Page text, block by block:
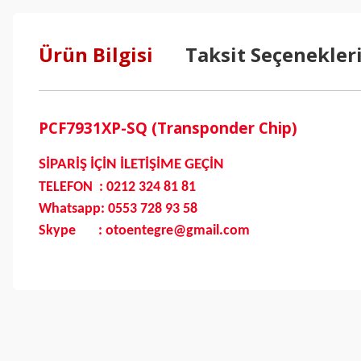
Ürün Bilgisi Taksit
PCF7931XP-SQ (Transponder Chip)
SİPARİŞ İÇİN İLETİŞİME GEÇİN
TELEFON : 0212 324 81 81
Whatsapp: 0553 728 93 58
Skype : otoentegre@gmail.com